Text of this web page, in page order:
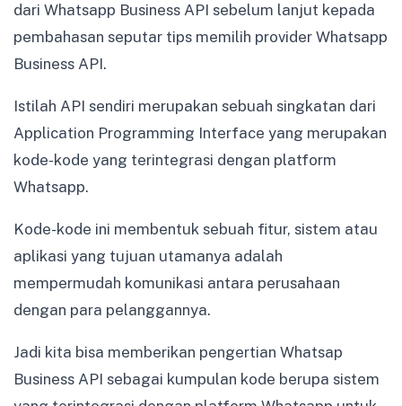
dari Whatsapp Business API sebelum lanjut kepada
pembahasan seputar tips memilih provider Whatsapp
Business API.
Istilah API sendiri merupakan sebuah singkatan dari
Application Programming Interface yang merupakan
kode-kode yang terintegrasi dengan platform
Whatsapp.
Kode-kode ini membentuk sebuah fitur, sistem atau
aplikasi yang tujuan utamanya adalah
mempermudah komunikasi antara perusahaan
dengan para pelanggannya.
Jadi kita bisa memberikan pengertian Whatsap
Business API sebagai kumpulan kode berupa sistem